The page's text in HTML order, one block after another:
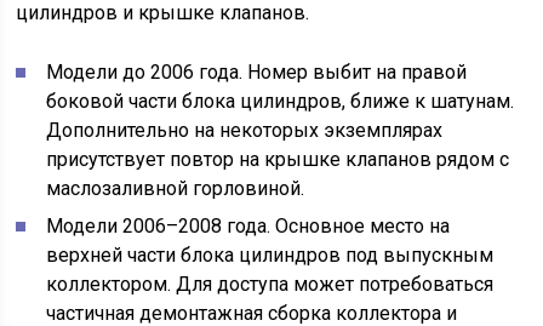
цилиндров и крышке клапанов.
Модели до 2006 года. Номер выбит на правой
боковой части блока цилиндров, ближе к шатунам.
Дополнительно на некоторых экземплярах
присутствует повтор на крышке клапанов рядом с
маслозаливной горловиной.
Модели 2006–2008 года. Основное место на
верхней части блока цилиндров под выпускным
коллектором. Для доступа может потребоваться
частичная демонтажная сборка коллектора и